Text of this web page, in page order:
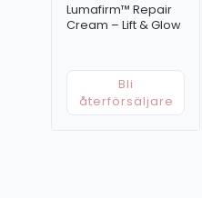
Lumafirm™ Repair
Cream – Lift & Glow
Bli
återförsäljare